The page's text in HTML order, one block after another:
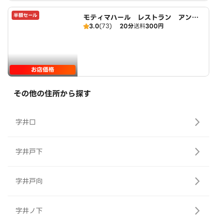
半額セール
お店価格
モティマハール レストラン アンド
バー
3.0(73) 20分送料300円
その他の住所から探す
字井口
字井戸下
字井戸向
字井ノ下